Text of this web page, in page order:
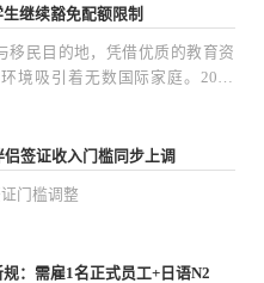
择“小国”公民身份的趋势愈发明
继续豁免配额限制
移民目的地，凭借优质的教育资
境吸引着无数国际家庭。2026
学生的配额限制，这为更多家庭
签证收入门槛同步上调
门槛调整
：需雇1名正式员工+日语N2